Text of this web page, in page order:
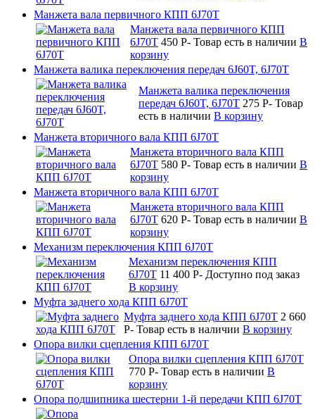
Манжета вала первичного КПП 6J70T
Манжета вала первичного КПП
6J70T 450 P- Товар есть в наличии В
корзину
Манжета валика переключения передач 6J60T, 6J70T
Манжета валика переключения
передач 6J60T, 6J70T 275 P- Товар
есть в наличии В корзину
Манжета вторичного вала КПП 6J70T
Манжета вторичного вала КПП
6J70T 580 P- Товар есть в наличии В
корзину
Манжета вторичного вала КПП 6J70T
Манжета вторичного вала КПП
6J70T 620 P- Товар есть в наличии В
корзину
Механизм переключения КПП 6J70T
Механизм переключения КПП
6J70T 11 400 P- Доступно под заказ
В корзину
Муфта заднего хода КПП 6J70T
Муфта заднего хода КПП 6J70T 2 660
P- Товар есть в наличии В корзину
Опора вилки сцепления КПП 6J70T
Опора вилки сцепления КПП 6J70T
770 P- Товар есть в наличии В
корзину
Опора подшипника шестерни 1-й передачи КПП 6J70T